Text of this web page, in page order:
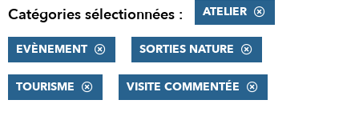
Catégories sélectionnées : ATELIER
EVÈNEMENT SORTIES NATURE
TOURISME VISITE COMMENTÉE